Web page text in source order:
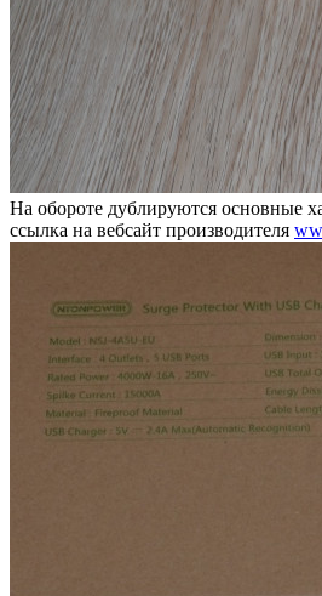
На обороте дублируются основные
ссылка на вебсайт производителя